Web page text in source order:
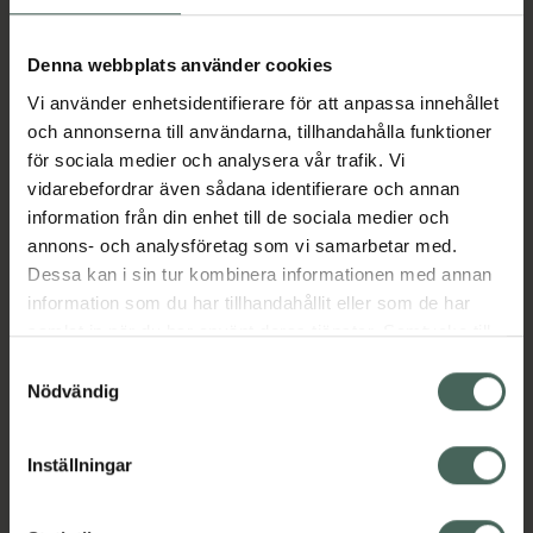
Denna webbplats använder cookies
Vi använder enhetsidentifierare för att anpassa innehållet
och annonserna till användarna, tillhandahålla funktioner
för sociala medier och analysera vår trafik. Vi
vidarebefordrar även sådana identifierare och annan
information från din enhet till de sociala medier och
annons- och analysföretag som vi samarbetar med.
Dessa kan i sin tur kombinera informationen med annan
information som du har tillhandahållit eller som de har
samlat in när du har använt deras tjänster. Samtycke till
återkalla ditt samtycke via webbplatsens
cookieinställningar. Ett återkallat samtycke påverkar inte
lagligheten av behandling som skett innan återkallelsen.
Nödvändig
Inställningar
överansträngning
• Enkel att använda
• Justerbart band
• Släpper igenom fukt och värme
• Kan användas hela dagen
• Passar både höger och vänster armbåge
Mått:
Mät runt armbågsleden - Storlek L: 27.9 - 30.5
EAN:04046719423507